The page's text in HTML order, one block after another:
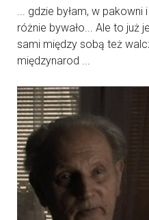
... gdzie byłam, w pakowni
różnie bywało... Ale to już
sami między sobą też
międzynarod ...